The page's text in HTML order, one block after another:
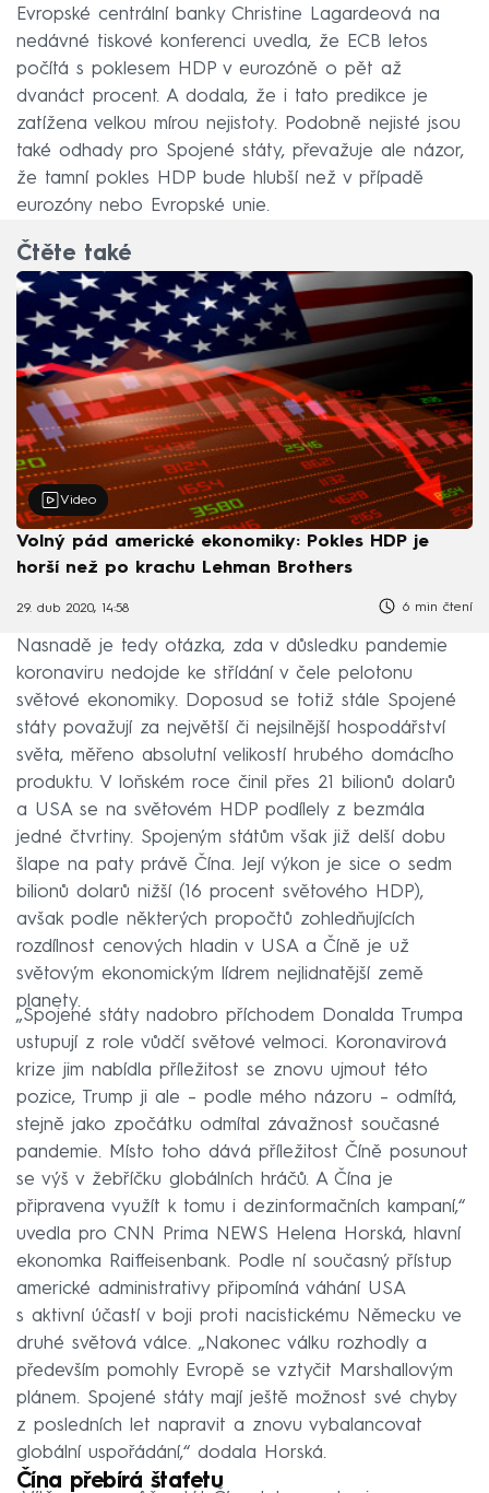
Evropské centrální banky Christine Lagardeová na
nedávné tiskové konferenci uvedla, že ECB letos
počítá s poklesem HDP v eurozóně o pět až
dvanáct procent. A dodala, že i tato predikce je
zatížena velkou mírou nejistoty. Podobně nejisté jsou
také odhady pro Spojené státy, převažuje ale názor,
že tamní pokles HDP bude hlubší než v případě
eurozóny nebo Evropské unie.
Čtěte také
Video
Volný pád americké ekonomiky: Pokles HDP je
horší než po krachu Lehman Brothers
29. dub 2020, 14:58 6 min čtení
Nasnadě je tedy otázka, zda v důsledku pandemie
koronaviru nedojde ke střídání v čele pelotonu
světové ekonomiky. Doposud se totiž stále Spojené
státy považují za největší či nejsilnější hospodářství
světa, měřeno absolutní velikostí hrubého domácího
produktu. V loňském roce činil přes 21 bilionů dolarů
a USA se na světovém HDP podílely z bezmála
jedné čtvrtiny. Spojeným státům však již delší dobu
šlape na paty právě Čína. Její výkon je sice o sedm
bilionů dolarů nižší (16 procent světového HDP),
avšak podle některých propočtů zohledňujících
rozdílnost cenových hladin v USA a Číně je už
světovým ekonomickým lídrem nejlidnatější země
planety.
„Spojené státy nadobro příchodem Donalda Trumpa
ustupují z role vůdčí světové velmoci. Koronavirová
krize jim nabídla příležitost se znovu ujmout této
pozice, Trump ji ale – podle mého názoru – odmítá,
stejně jako zpočátku odmítal závažnost současné
pandemie. Místo toho dává příležitost Číně posunout
se výš v žebříčku globálních hráčů. A Čína je
připravena využít k tomu i dezinformačních kampaní,“
uvedla pro CNN Prima NEWS Helena Horská, hlavní
ekonomka Raiffeisenbank. Podle ní současný přístup
americké administrativy připomíná váhání USA
s aktivní účastí v boji proti nacistickému Německu ve
druhé světová válce. „Nakonec válku rozhodly a
především pomohly Evropě se vztyčit Marshallovým
plánem. Spojené státy mají ještě možnost své chyby
z posledních let napravit a znovu vybalancovat
globální uspořádání,“ dodala Horská.
Čína přebírá štafetu